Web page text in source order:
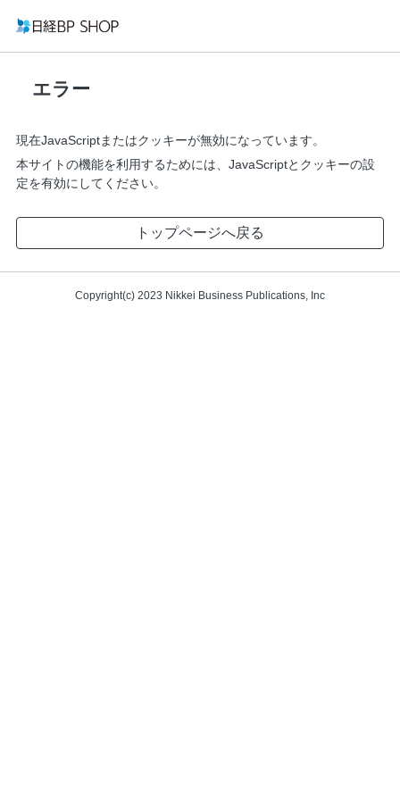
エラー
現在JavaScriptまたはクッキーが無効になっています。
本サイトの機能を利用するためには、JavaScriptとクッキーの設
定を有効にしてください。
トップページへ戻る
Copyright(c) 2023 Nikkei Business Publications, Inc